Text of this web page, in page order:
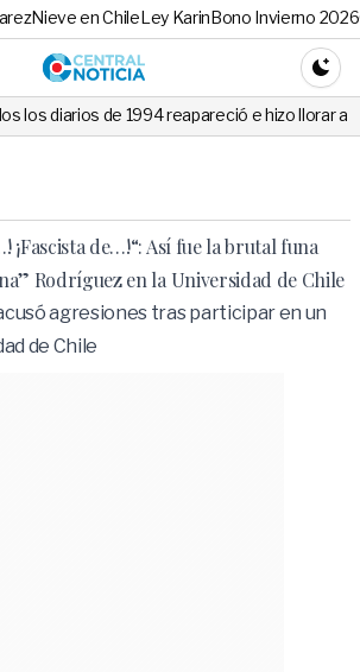
Nieve en ChileLey KarinBono Invierno 2026
Central
reapareció e hizo llorar a todos en Canal 13
¡Fascista de…!“: Así fue la brutal funa
Rodríguez en la Universidad de Chile
agresiones tras participar en un
de Chile